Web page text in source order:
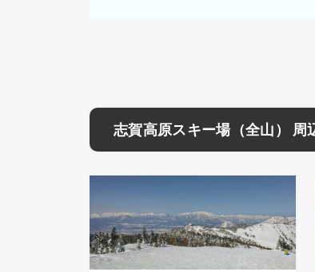
志賀高原スキー場（全山） 周